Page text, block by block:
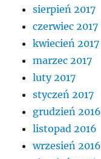
sierpień 2017
czerwiec 2017
kwiecień 2017
marzec 2017
luty 2017
styczeń 2017
grudzień 2016
listopad 2016
wrzesień 2016